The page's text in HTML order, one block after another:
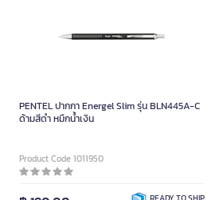
PENTEL ปากกา Energel Slim รุ่น BLN445A-C
ด้ามสีดำ หมึกน้ำเงิน
Product Code 1011950